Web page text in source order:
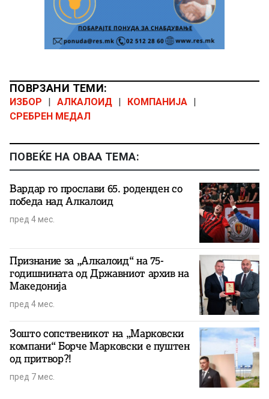
ПОВРЗАНИ ТЕМИ:
ИЗБОР АЛКАЛОИД КОМПАНИЈА
СРЕБРЕН МЕДАЛ
ПОВЕЌЕ НА ОВАА ТЕМА:
Вардар го прослави 65. роденден со
победа над Алкалоид
пред 4 мес.
Признание за „Алкалоид“ на 75-
годишнината од Државниот архив на
Македонија
пред 4 мес.
Зошто сопственикот на „Марковски
компани“ Борче Марковски е пуштен
од притвор?!
пред 7 мес.